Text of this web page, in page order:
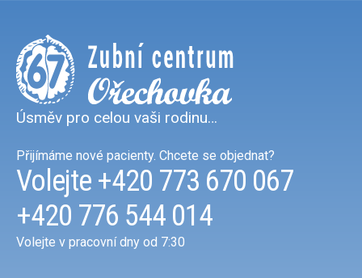
Úsměv pro celou vaši rodinu…
Přijímáme nové pacienty. Chcete se objednat?
Volejte +420 773 670 067
+420 776 544 014
Volejte v pracovní dny od 7:30